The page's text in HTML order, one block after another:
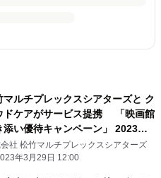
マルチプレックスシアターズと ク
ドケアがサービス提携 「映画館
添い優待キャンペーン」 2023年4
(月)よりテスト導入
社 松竹マルチプレックスシアターズ
年3月29日 12:00